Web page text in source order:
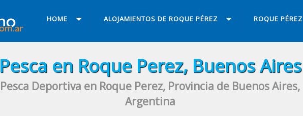
HOME ALOJAMIENTOS DE ROQUE PÉREZ ROQUE PÉREZ
Pesca en Roque Perez, Buenos Aires
Pesca Deportiva en Roque Perez, Provincia de Buenos Aires,
Argentina